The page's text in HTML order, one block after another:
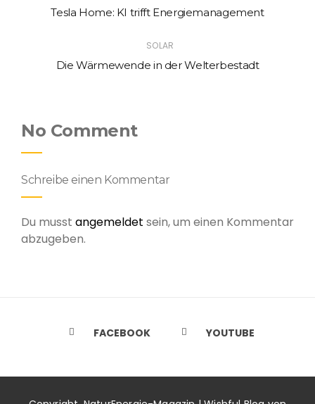
Tesla Home: KI trifft Energiemanagement
SOLAR
Die Wärmewende in der Welterbestadt
No Comment
Schreibe einen Kommentar
Du musst angemeldet sein, um einen Kommentar
abzugeben.
FACEBOOK YOUTUBE